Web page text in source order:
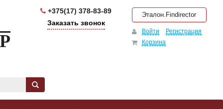
+375(17) 378-83-89
Заказать звонок
Эталон.Findirector
Войти
Регистрация
Корзина